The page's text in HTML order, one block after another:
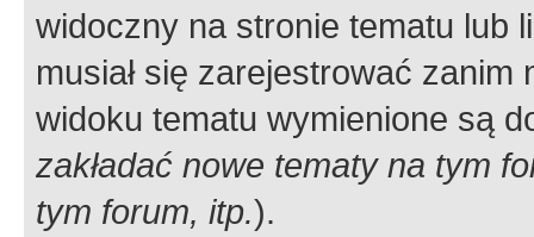
widoczny na stronie tematu lub
musiał się zarejestrować
widoku tematu wymienione są
zakładać nowe tematy na tym
tym forum, itp.).